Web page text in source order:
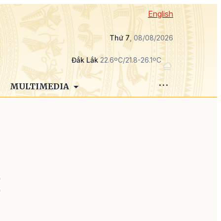
English
Thứ 7, 08/08/2026
Đắk Lắk22.6ºC/21.8-26.1ºC
MULTIMEDIA